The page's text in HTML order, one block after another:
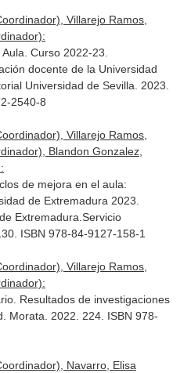
Villarejo Ramos,
Curso 2022-23.
docente de la Universidad
Universidad de Sevilla. 2023.
2540-8
Villarejo Ramos,
Blandon Gonzalez,
de mejora en el aula:
de Extremadura 2023.
Extremadura.Servicio
ISBN 978-84-9127-158-1
Villarejo Ramos,
Resultados de investigaciones
Morata. 2022. 224. ISBN 978-
Navarro, Elisa